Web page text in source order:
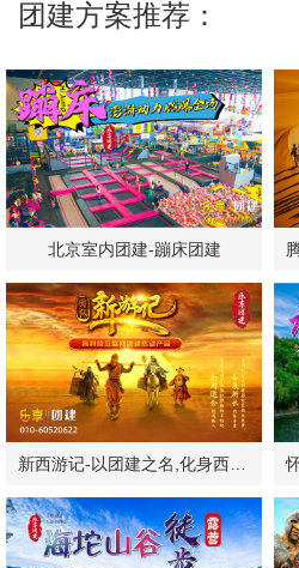
团建方案推荐：
北京室内团建-蹦床团建